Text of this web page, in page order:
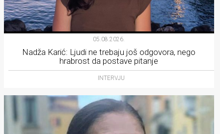
05.08.2026.
Nadža Karić: Ljudi ne trebaju još odgovora, nego
hrabrost da postave pitanje
INTERVJU